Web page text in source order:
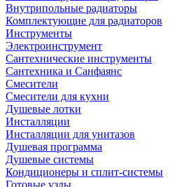
Внутрипольные радиаторы
Комплектующие для радиаторов
Инструменты
Электроинструмент
Сантехнические инструменты
Сантехника и Санфаянс
Смесители
Смесители для кухни
Душевые лотки
Инсталляции
Инсталляции для унитазов
Душевая программа
Душевые системы
Кондиционеры и сплит-системы
Готовые узлы